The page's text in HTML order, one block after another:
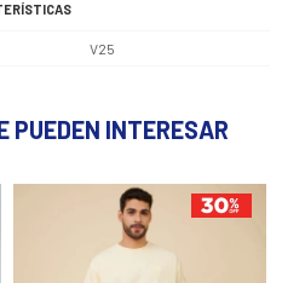
V25
PUEDEN INTERESAR